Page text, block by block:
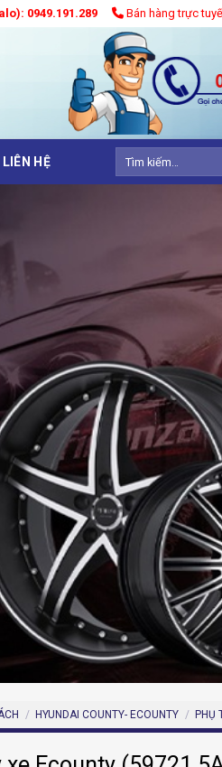
0949.191.289 Bán hàng trực
LIÊN HỆ
Tìm
/ HYUNDAI COUNTY- ECOUNTY / PHỤ